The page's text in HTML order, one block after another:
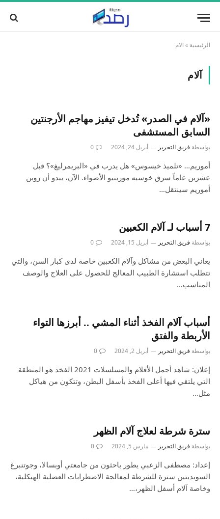
الرئيسية »آلام
آلام
«آلام في الصدر» تُدخل تيفيز مهاجم الأرجنتين
السابق المستشفى
بواسطة فريق التحرير أبريل 24, 2024 0
أموريم… «تلميذ خيسوس» هل يدرب في «البريمرليغ»؟ قبل
عشرين عاماً سرق خوسيه مورينيو الأضواء. الآن، يبدو أن روبن
أموريم سينتقل…
7 أسباب لـ آلام الكعبين
بواسطة فريق التحرير أبريل 15, 2024 0
يعاني البعض من مشاكل وآلام الكعبين خاصة لدى كبار السن، والتي
تتطلب استشارة الطبيب المعالج للحصول على العلاج والوصف
المناسب…
أسباب آلام الفخذ أثناء المشي .. أبرزها التواء
الأربطة والفتق
بواسطة فريق التحرير أبريل 2, 2024 0
إعلان: شاهد أجمل الأفلام والمسلسلات 2021 الفخذ هو المنطقة
التي يلتقي فيها أعلى الفخذ بأسفل البطن، وتتكون من هياكل
مثل…
سترة شرطة لعلاج آلام الظهر
بواسطة فريق التحرير مارس 5, 2024 0
إعداد: مصطفى الزعبي يطور باحثون من جامعتي أوبسالا، وجوتنبرغ
السويديتين سترة للشرطة لمعالجة الاضطرابات العضلية الهيكلية،
وخاصة آلام أسفل الظهر،…